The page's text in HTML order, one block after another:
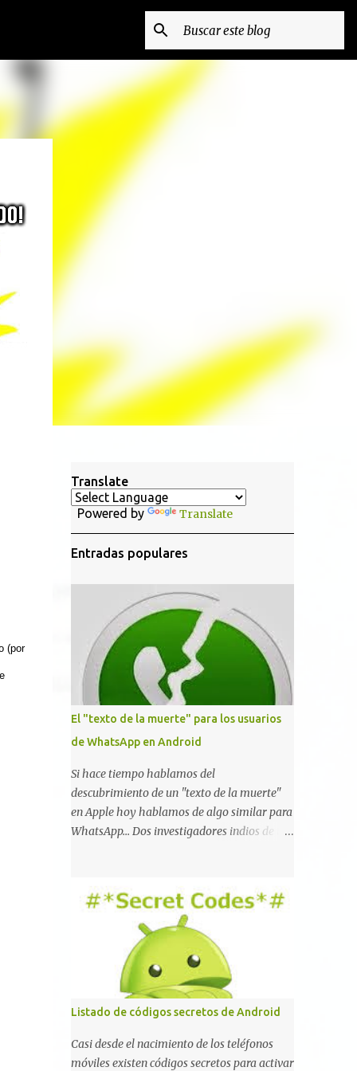
(por
Translate
Powered by Translate
Entradas populares
El "texto de la muerte" para los usuarios
de WhatsApp en Android
Si hace tiempo hablamos del
descubrimiento de un "texto de la muerte"
en Apple hoy hablamos de algo similar para
WhatsApp... Dos investigadores indios de tan
que la aplicación se detenga por completo al
intentar leer un sólo mensaje de 2000
caracteres especiales y tan sólo 2 KB de
tamaño. La vulnerabilidad ha sido probada
y funciona correctamente en la mayoría de
las versiones de Android y de WhatsApp
incluyendo la 2.11.431 y 2.11.432. Sin embargo
todavía no se ha probado en iOS y Windows
no parece ser vulnerable. Esto podría
provocar que se extienda como una pesada
Listado de códigos secretos de Android
Casi desde el nacimiento de los teléfonos
móviles existen códigos secretos para activar